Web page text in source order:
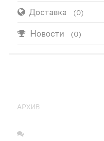
Доставка (0)
Новости (0)
АРХИВ